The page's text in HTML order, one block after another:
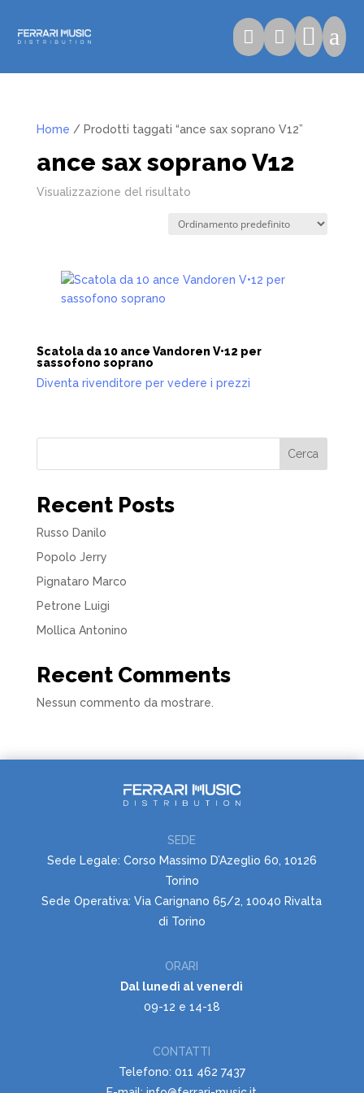
   a
Home / Prodotti taggati “ance sax soprano V12”
ance sax soprano V12
Visualizzazione del risultato
Scatola da 10 ance Vandoren V•12 per
sassofono soprano
Diventa rivenditore per vedere i prezzi
Cerca
Recent Posts
Russo Danilo
Popolo Jerry
Pignataro Marco
Petrone Luigi
Mollica Antonino
Recent Comments
Nessun commento da mostrare.
SEDE
Sede Legale: Corso Massimo D’Azeglio 60, 10126
Torino
Sede Operativa: Via Carignano 65/2, 10040 Rivalta
di Torino
ORARI
Dal lunedì al venerdì
09-12 e 14-18
CONTATTI
Telefono: 011 462 7437